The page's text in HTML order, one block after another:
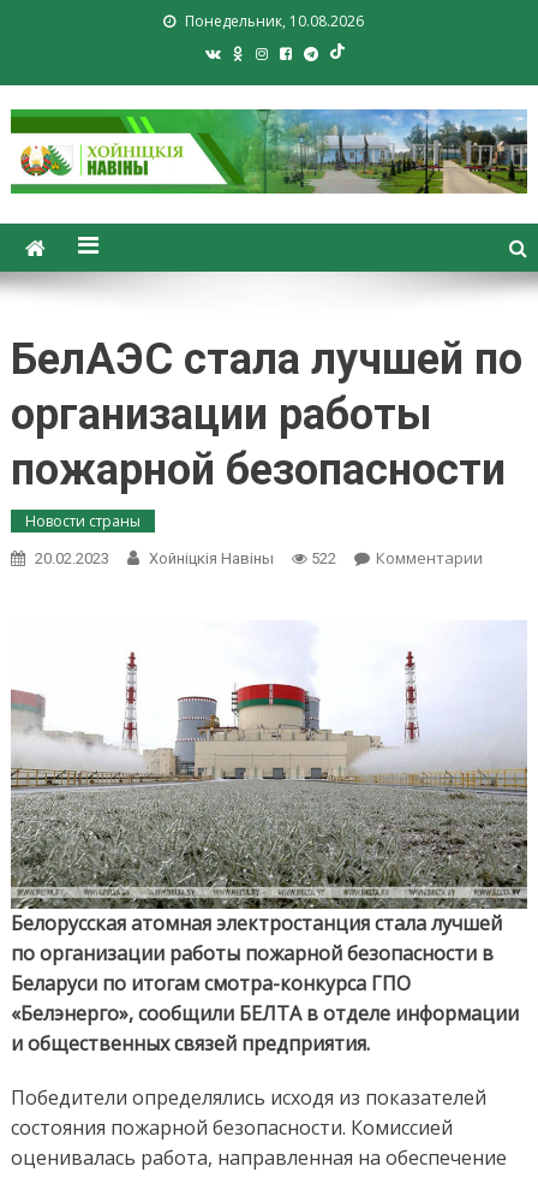
Понедельник, 10.08.2026
Хойники. Хойнiцкiя навiны.
Новости Хойник. Районная
БелАЭС стала лучшей по
организации работы
пожарной безопасности
Новости страны
20.02.2023 Хойнiцкiя Навiны 522 Комментарииon
Белорусская атомная электростанция стала лучшей
по организации работы пожарной безопасности в
Беларуси по итогам смотра-конкурса ГПО
«Белэнерго», сообщили БЕЛТА в отделе информации
и общественных связей предприятия.
Победители определялись исходя из показателей
состояния пожарной безопасности. Комиссией
оценивалась работа, направленная на обеспечение